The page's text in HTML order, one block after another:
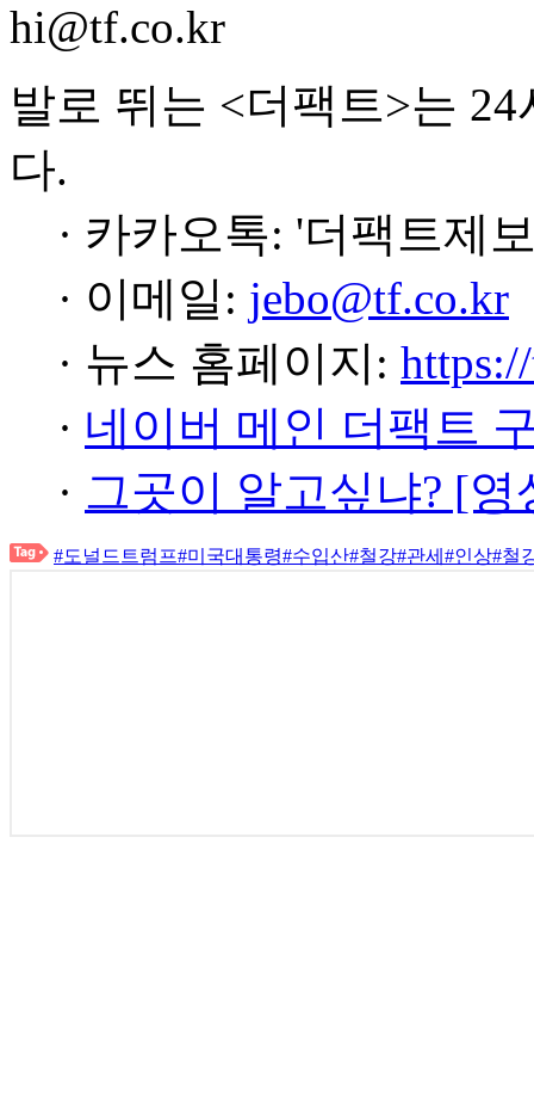
hi@tf.co.kr
발로 뛰는 <더팩트>는
다.
· 카카오톡: '더팩트제
· 이메일: jebo@tf.co.kr
· 뉴스 홈페이지:
· 네이버 메인 더팩트
· 그곳이 알고싶냐? [
#도널드트럼프#미국대통령#수입산#철강#관세 #인상#철